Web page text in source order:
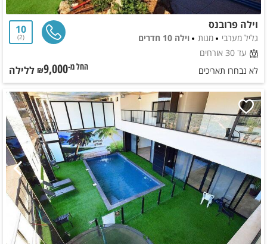
וילה פרובנס
גליל מערבי מנות
וילה 10 חדרים
עד 30 אורחים
10
2
לא נבחרו תאריכים החל מ-₪9,000 ללילה